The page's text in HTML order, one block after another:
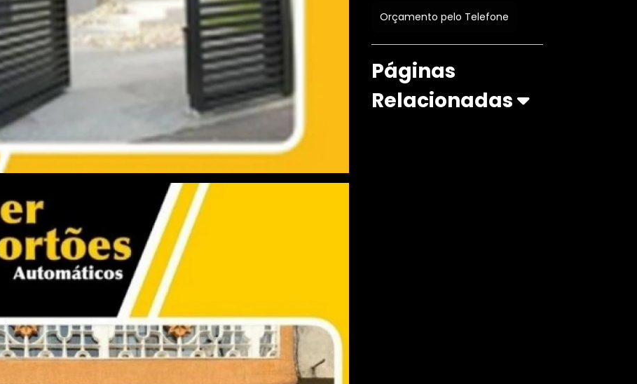
Orçamento pelo Telefone
Páginas
Relacionadas